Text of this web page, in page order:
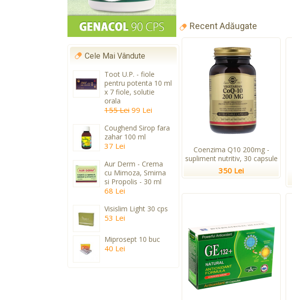
Cele Mai Vândute
Toot U.P. - fiole
pentru potenta 10 ml
x 7 fiole, solutie
orala
155 Lei 99 Lei
Coughend Sirop fara
zahar 100 ml
37 Lei
Aur Derm - Crema
cu Mimoza, Smirna
si Propolis - 30 ml
68 Lei
Visislim Light 30 cps
53 Lei
Miprosept 10 buc
40 Lei
Recent Adăugate
Coenzima Q10 200mg -
supliment nutritiv, 30 capsule
350 Lei